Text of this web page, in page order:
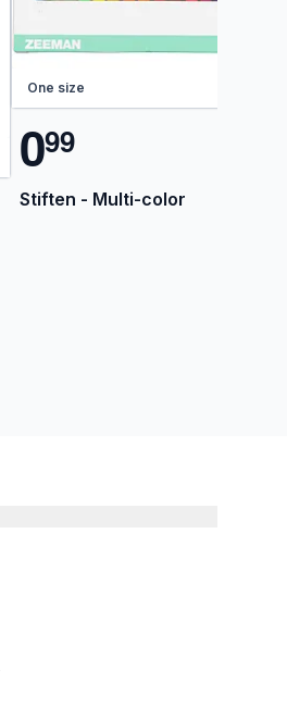
One size
099
Stiften - Multi-color